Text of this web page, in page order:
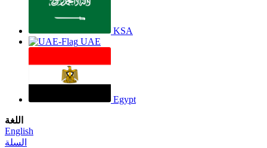
KSA
UAE
Egypt
اللغة
English
السلة